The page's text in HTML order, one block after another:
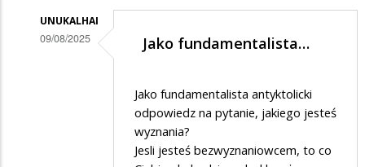
UNUKALHAI
09/08/2025 Jako fundamentalista…
Jako fundamentalista antyktolicki
odpowiedz na pytanie, jakiego jesteś
wyznania?
Jesli jesteś bezwyznaniowcem, to co